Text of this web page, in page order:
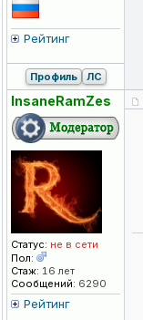
Рейтинг
Профиль ЛС
InsaneRamZes
Статус: не в сети
Пол:
Стаж: 16 лет
Сообщений: 6290
Рейтинг